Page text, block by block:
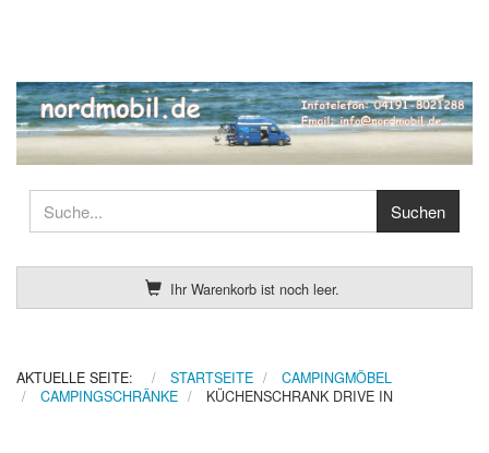
Ihr Warenkorb ist noch leer.
AKTUELLE SEITE: STARTSEITE
CAMPINGMÖBEL
CAMPINGSCHRÄNKE
KÜCHENSCHRANK DRIVE IN